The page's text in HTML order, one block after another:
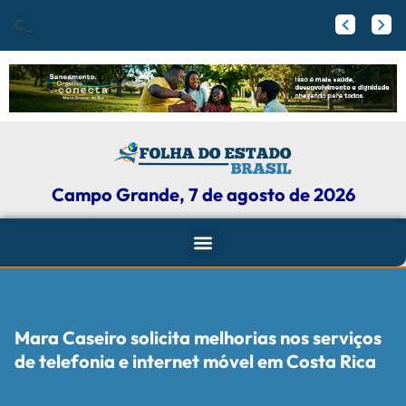
Campo Grande r
Campo Grande, 7 de agosto de 2026
Mara Caseiro solicita melhorias nos serviços
de telefonia e internet móvel em Costa Rica